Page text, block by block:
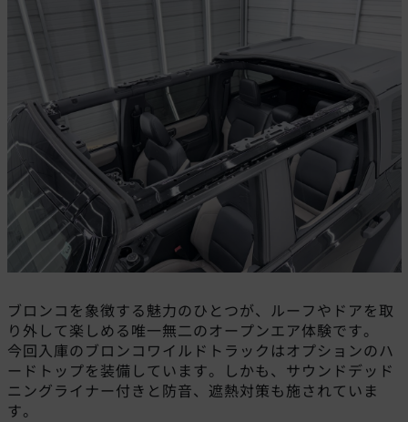
ブロンコを象徴する魅力のひとつが、ルーフやドアを取
り外して楽しめる唯一無二のオープンエア体験です。
今回入庫のブロンコワイルドトラックはオプションのハ
ードトップを装備しています。しかも、サウンドデッド
ニングライナー付きと防音、遮熱対策も施されていま
す。